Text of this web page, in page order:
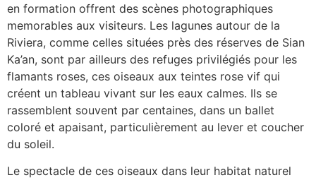
en formation offrent des scènes photographiques
memorables aux visiteurs. Les lagunes autour de la
Riviera, comme celles situées près des réserves de Sian
Ka’an, sont par ailleurs des refuges privilégiés pour les
flamants roses, ces oiseaux aux teintes rose vif qui
créent un tableau vivant sur les eaux calmes. Ils se
rassemblent souvent par centaines, dans un ballet
coloré et apaisant, particulièrement au lever et coucher
du soleil.
Le spectacle de ces oiseaux dans leur habitat naturel